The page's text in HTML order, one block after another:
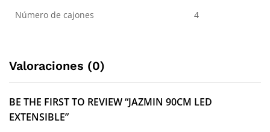
Número de cajones 4
Valoraciones (0)
BE THE FIRST TO REVIEW “JAZMIN 90CM LED
EXTENSIBLE”